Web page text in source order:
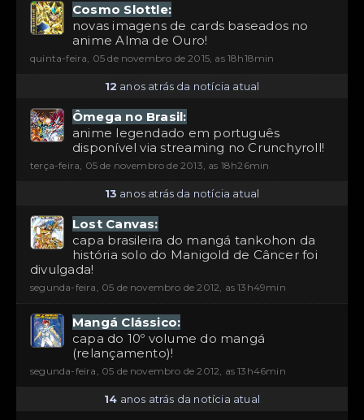
Cosmo Slottle:
novas imagens de cards baseados no
anime Alma de Ouro!
quinta-feira, 05 de novembro de 2015, as 18h18min
12 anos atrás da notícia atual
Ômega no Brasil:
anime legendado em português
disponível via streaming no Crunchyroll!
terça-feira, 05 de novembro de 2013, as 18h26min
13 anos atrás da notícia atual
Lost Canvas:
capa brasileira do mangá tankohon da
história solo do Manigold de Câncer foi
divulgada!
segunda-feira, 05 de novembro de 2012, as 13h49min
Mangá Clássico:
capa do 10º volume do mangá
(relançamento)!
segunda-feira, 05 de novembro de 2012, as 13h46min
14 anos atrás da notícia atual